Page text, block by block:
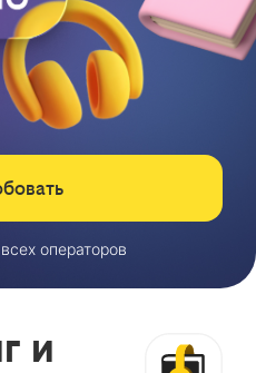
операторов
и